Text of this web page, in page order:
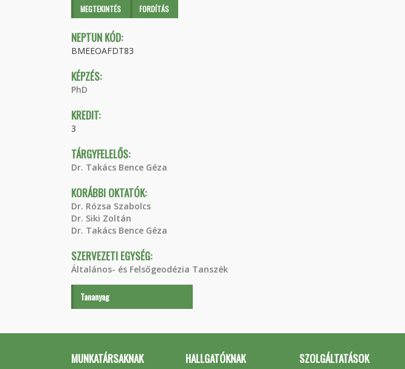
Elsődleges fülek
MEGTEKINTÉS (AKTÍVFORDÍTÁS
NEPTUN KÓD:
BMEEOAFDT83
KÉPZÉS:
PhD
KREDIT:
3
TÁRGYFELELŐS:
Dr. Takács Bence Géza
KORÁBBI OKTATÓK:
Dr. Rózsa Szabolcs
Dr. Siki Zoltán
Dr. Takács Bence Géza
SZERVEZETI EGYSÉG:
Általános- és Felsőgeodézia Tanszék
Tananyag
MUNKATÁRSAKNAK HALLGATÓKNAK SZOLGÁLTATÁSOK